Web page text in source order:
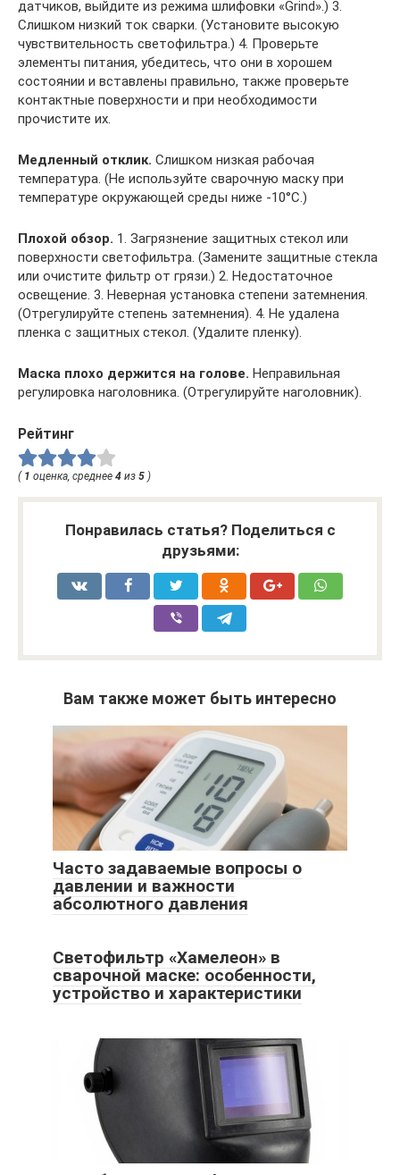
датчиков, выйдите из режима шлифовки «Grind».) 3.
Слишком низкий ток сварки. (Установите высокую
чувствительность светофильтра.) 4. Проверьте
элементы питания, убедитесь, что они в хорошем
состоянии и вставлены правильно, также проверьте
контактные поверхности и при необходимости
прочистите их.
Медленный отклик. Слишком низкая рабочая
температура. (Не используйте сварочную маску при
температуре окружающей среды ниже -10°С.)
Плохой обзор. 1. Загрязнение защитных стекол или
поверхности светофильтра. (Замените защитные стекла
или очистите фильтр от грязи.) 2. Недостаточное
освещение. 3. Неверная установка степени затемнения.
(Отрегулируйте степень затемнения). 4. Не удалена
пленка с защитных стекол. (Удалите пленку).
Маска плохо держится на голове. Неправильная
регулировка наголовника. (Отрегулируйте наголовник).
Рейтинг
( 1 оценка, среднее 4 из 5 )
Понравилась статья? Поделиться с
друзьями:
Вам также может быть интересно
Часто задаваемые вопросы о
давлении и важности
абсолютного давления
Светофильтр «Хамелеон» в
сварочной маске: особенности,
устройство и характеристики